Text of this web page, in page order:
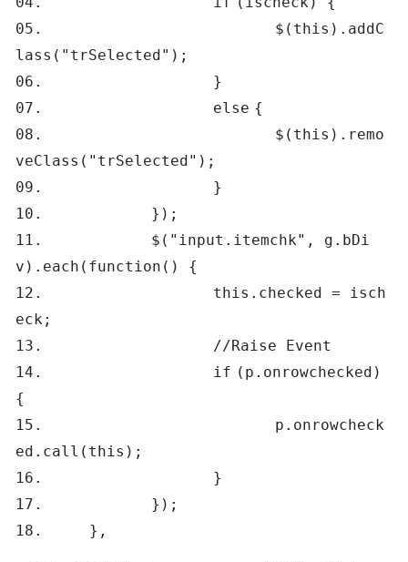
05.
$( this ).addC
lass( "trSelected" );
06.
}
07.
else {
08.
$( this ).remo
veClass( "trSelected" );
09.
}
10.
});
11.
$( "input.itemchk" , g.bDi
v).each( function () {
12.
this .checked = isch
eck;
13.
//Raise Event
14.
if (p.onrowchecked)
{
15.
p.onrowcheck
ed.call( this );
16.
}
17.
});
18.
},